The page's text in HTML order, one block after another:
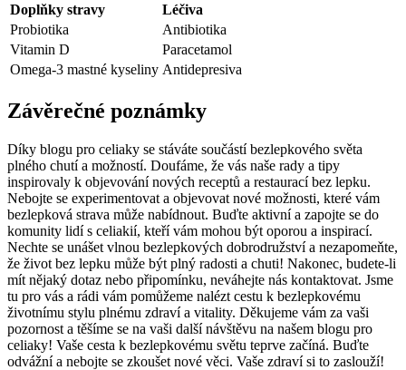
Doplňky stravy
Léčiva
Probiotika
Antibiotika
Vitamin D
Paracetamol
Omega-3 mastné kyseliny Antidepresiva
Závěrečné poznámky
Díky blogu pro celiaky se stáváte součástí bezlepkového světa
plného chutí a možností. Doufáme, že vás naše rady a tipy
inspirovaly k objevování nových receptů a restaurací bez lepku.
Nebojte se experimentovat a objevovat nové možnosti, které vám
bezlepková strava může nabídnout. Buďte aktivní a zapojte se do
komunity lidí s celiakií, kteří vám mohou být oporou a inspirací.
Nechte se unášet vlnou bezlepkových dobrodružství a nezapomeňte,
že život bez lepku může být plný radosti a chuti! Nakonec, budete-li
mít nějaký dotaz nebo připomínku, neváhejte nás kontaktovat. Jsme
tu pro vás a rádi vám pomůžeme nalézt cestu k bezlepkovému
životnímu stylu plnému zdraví a vitality. Děkujeme vám za vaši
pozornost a těšíme se na vaši další návštěvu na našem blogu pro
celiaky! Vaše cesta k bezlepkovému světu teprve začíná. Buďte
odvážní a nebojte se zkoušet nové věci. Vaše zdraví si to zaslouží!